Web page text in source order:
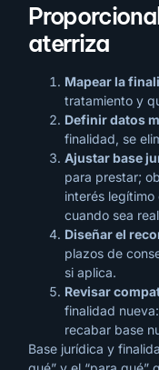
aterriza
Mapear la
tratamiento y
Definir datos
finalidad, se
Ajustar base
para prestar;
interés
cuando sea
Diseñar el
plazos de
si aplica.
Revisar
finalidad
recabar base
Base jurídica y